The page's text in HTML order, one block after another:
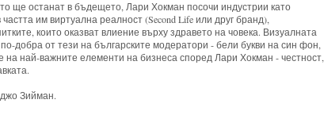
ще останат в бъдещето, Лари Хокман посочи индустрии като
им виртуална реалност (Second Life или друг бранд),
които оказват влиение върху здравето на човека. Визуалната
добра от тези на българските модератори - бели букви на син фон,
най-важните елементи на бизнеса според Лари Хокман - честност,
Зийман.